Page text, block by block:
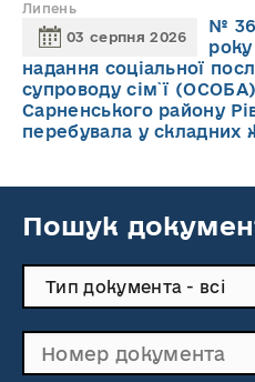
Липень
03 серпня 2026
№
надання соціальної
супроводу cім`ї
Сарненського району
перебувала у складних
Пошук